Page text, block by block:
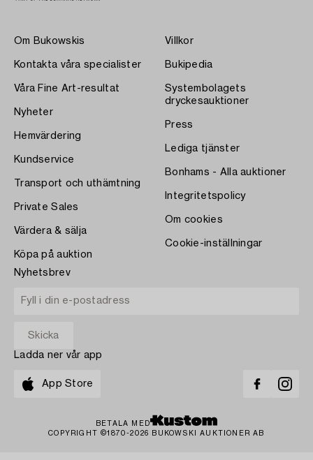
Om Bukowskis
Kontakta våra specialister
Våra Fine Art-resultat
Nyheter
Hemvärdering
Kundservice
Transport och uthämtning
Private Sales
Värdera & sälja
Köpa på auktion
Villkor
Bukipedia
Systembolagets
dryckesauktioner
Press
Lediga tjänster
Bonhams - Alla auktioner
Integritetspolicy
Om cookies
Cookie-inställningar
Nyhetsbrev
Ladda ner vår app
App Store
BETALA MED
COPYRIGHT ©1870-2026 BUKOWSKI AUKTIONER AB